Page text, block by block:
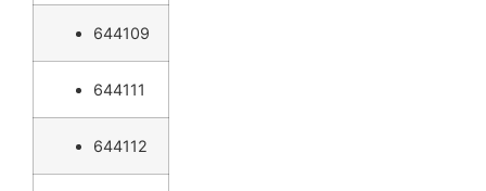
644109
644111
644112